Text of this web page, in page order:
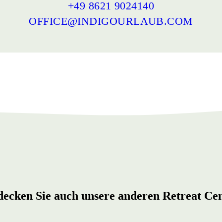
+49 8621 9024140
OFFICE@INDIGOURLAUB.COM
Sie auch unsere anderen Retreat